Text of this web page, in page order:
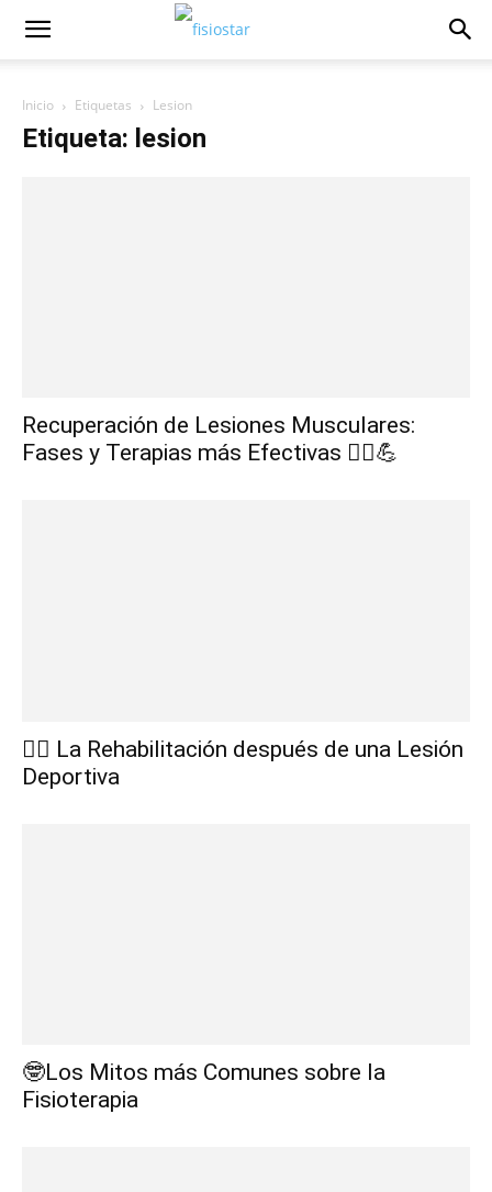
Inicio Etiquetas Lesion
Etiqueta: lesion
Recuperación de Lesiones Musculares:
Fases y Terapias más Efectivas 🏃‍♂️💪
🏋️‍♂️ La Rehabilitación después de una Lesión
Deportiva
🤓Los Mitos más Comunes sobre la
Fisioterapia